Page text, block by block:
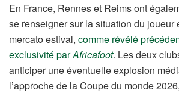
En France, Rennes et Reims ont
se renseigner sur la situation du joueur
mercato estival, comme révélé
exclusivité parAfricafoot. Les deux
anticiper une éventuelle explosion
l’approche de la Coupe du monde